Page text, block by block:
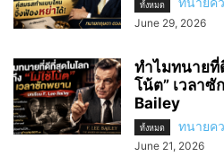
ทั้งหมด
June 29, 2026
ทำไมทนายที่
โน้ต” เวลาซั
Bailey
ทั้งหมด ทนายค
June 21, 2026